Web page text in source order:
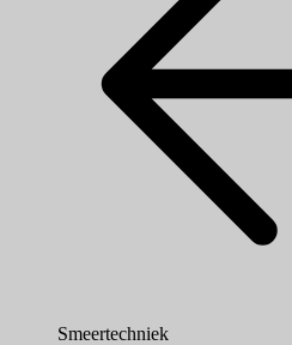
Smeertechniek